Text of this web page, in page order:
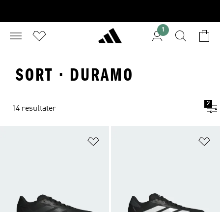
1
SORT · DURAMO
14 resultater
2